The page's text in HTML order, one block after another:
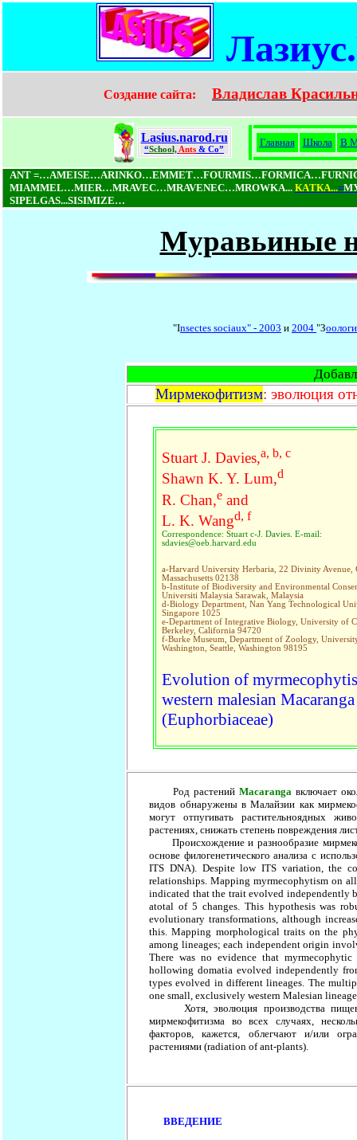
Создание сайта: Владислав
Lasius.narod.ru
“School, Ants & Co”
Главная Школа В
ANT
MIAMMEL…MIER…MRAVEC…MRAVENEC…MROWKA... КAТКA...=
SIPELGAS...SISIMIZE…
Муравьиные
"Insectes sociaux" - 2003 и 2004 "З
Мирмекофитизм: эволюция
Stuart J. Davies,a, b, c
Shawn K. Y. Lum,d
R. Chan,eand
L. K. Wangd, f
Correspondence: Stuart c-J. Davies. E-mail:
sdavies@oeb.harvard.edu
a-Harvard University Herbaria, 22 Divinity Avenue,
Massachusetts 02138
b-Institute of Biodiversity and Environmental
Universiti Malaysia Sarawak, Malaysia
d-Biology Department, Nan Yang Technological
Singapore 1025
e-Department of Integrative Biology, University of
Berkeley, California 94720
f-Burke Museum, Department of Zoology,
Washington, Seattle, Washington 98195
Evolution of
western malesian Macaranga
(Euphorbiaceae)
Род растенийMacaranga включает
видов обнаружены в Малайзии как
могут отпугивать растительноядных
растениях, снижать степень повреждения
Происхождение и разнообразие
основе филогенетического анализа с
ITS DNA). Despite low ITS variation, the
relationships. Mapping myrmecophytism on
indicated that the trait evolved independently
atotal of 5 changes. This hypothesis was
evolutionary transformations, although
this. Mapping morphological traits on the
among lineages; each independent origin
There was no evidence that
hollowing domatia evolved independently
types evolved in different lineages. The
one small, exclusively western Malesian
Хотя, эволюция производства
мирмекофитизма во всех случаях,
факторов, кажется, облегчают и/или
растениями (radiation of ant-plants).
ВВЕДЕНИЕ